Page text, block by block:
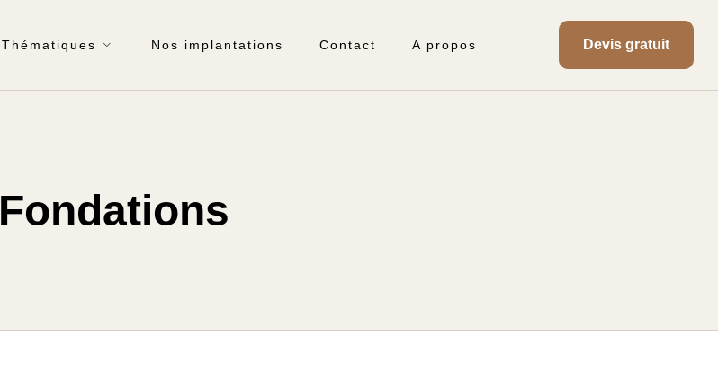
Thématiques Nos implantations Contact A propos Devis gratuit
Fondations